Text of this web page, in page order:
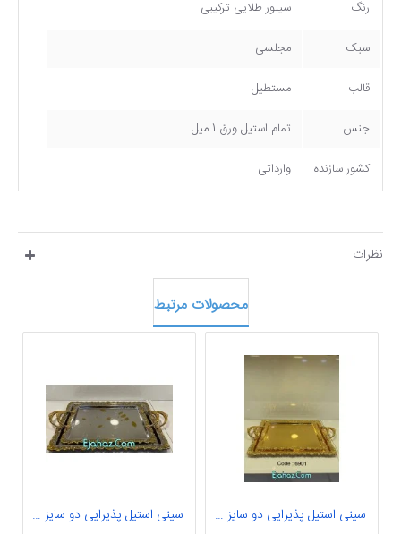
رنگ سیلور طلایی ترکیبی
سبک مجلسی
قالب مستطیل
جنس تمام استیل ورق 1 میل
کشور سازنده وارداتی
نظرات
محصولات مرتبط
سینی استیل پذیرایی دو سایز وارداتی طلایی مستطیل سینی استیل پذیرایی دو سایز وارداتی مستطیل